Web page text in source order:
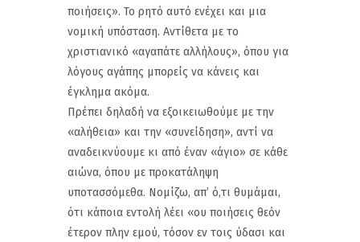
ποιήσεις». Το ρητό αυτό ενέχει και μια
νομική υπόσταση. Αντίθετα με το
χριστιανικό «αγαπάτε αλλήλους», όπου για
λόγους αγάπης μπορείς να κάνεις και
έγκλημα ακόμα.
Πρέπει δηλαδή να εξοικειωθούμε με την
«αλήθεια» και την «συνείδηση», αντί να
αναδεικνύουμε κι από έναν «άγιο» σε κάθε
αιώνα, όπου με προκατάληψη
υποτασσόμεθα. Νομίζω, απ’ ό,τι θυμάμαι,
ότι κάποια εντολή λέει «ου ποιήσεις θεόν
έτερον πλην εμού, τόσον εν τοις ύδασι και